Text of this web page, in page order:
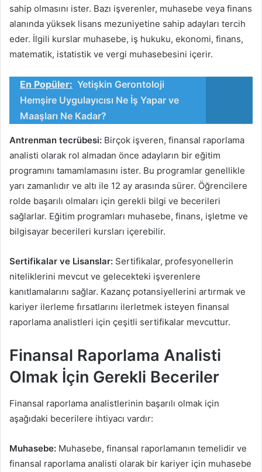
sahip olmasını ister. Bazı işverenler, muhasebe veya finans
alanında yüksek lisans mezuniyetine sahip adayları tercih
eder. İlgili kurslar muhasebe, iş hukuku, ekonomi, finans,
matematik, istatistik ve vergi muhasebesini içerir.
En Popüler: Yetişkin Gerontoloji
Hemşire Uygulayıcısı Ne İş Yapar ve
Maaşları Ne Kadar?
Antrenman tecrübesi: Birçok işveren, finansal raporlama
analisti olarak rol almadan önce adayların bir eğitim
programını tamamlamasını ister. Bu programlar genellikle
yarı zamanlıdır ve altı ile 12 ay arasında sürer. Öğrencilere
rolde başarılı olmaları için gerekli bilgi ve becerileri
sağlarlar. Eğitim programları muhasebe, finans, işletme ve
bilgisayar becerileri kursları içerebilir.
Sertifikalar ve Lisanslar: Sertifikalar, profesyonellerin
niteliklerini mevcut ve gelecekteki işverenlere
kanıtlamalarını sağlar. Kazanç potansiyellerini artırmak ve
kariyer ilerleme fırsatlarını ilerletmek isteyen finansal
raporlama analistleri için çeşitli sertifikalar mevcuttur.
Finansal Raporlama Analisti
Olmak İçin Gerekli Beceriler
Finansal raporlama analistlerinin başarılı olmak için
aşağıdaki becerilere ihtiyacı vardır:
Muhasebe: Muhasebe, finansal raporlamanın temelidir ve
finansal raporlama analisti olarak bir kariyer için muhasebe